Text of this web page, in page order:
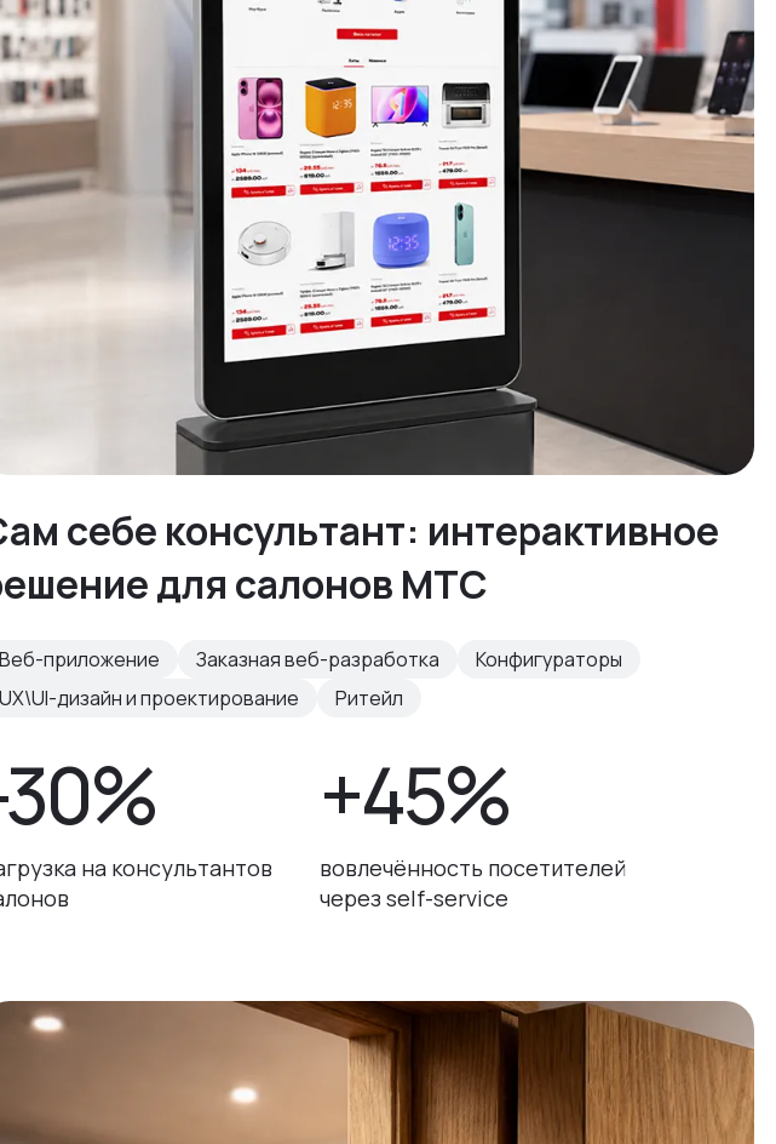
себе консультант: интерактивное
для салонов МТС
Веб-приложение Заказная веб-разработка
Конфигураторы
UX\UI-дизайн и проектирование
Ритейл
на консультантов
+45%
вовлечённость посетителей
через self-service